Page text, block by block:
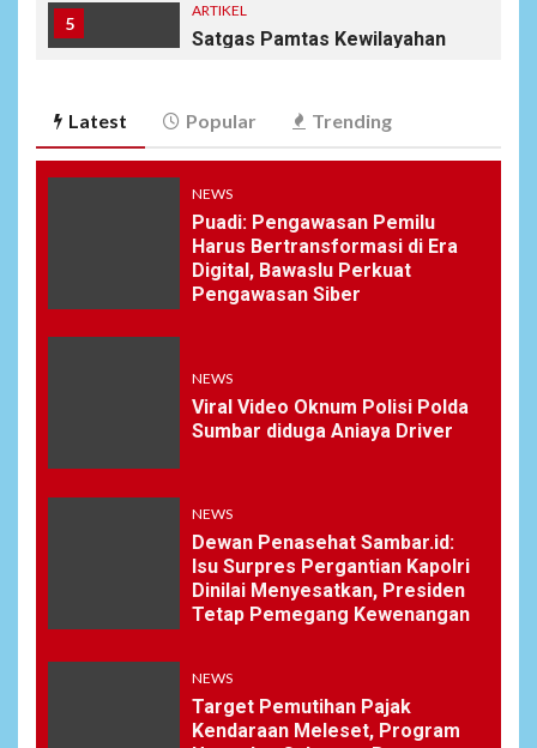
5
ARTIKEL
Satgas Pamtas Kewilayahan
Tenaga Pendidik di Sekolah
SD Negeri Gunung Susu
NEWS
Soal Dugaan Tenaga Ahli
Fiktif, KPK Diminta
Tongkrongi Pemprov
Banten
NEWS
Bantu Atasi Kesulitan Warga
Perbatasan, Pos Kotis
di Desa Pesayah
NEWS
Siaga Karhutla, APAR hingga
Hadapi Musim Kemarau,
Kapolres Kudus: Jangan
Bakar Lahan dengan Alasan
Apa Pun
Latest Popular Trending
NEWS
Puadi: Pengawasan Pemilu
Harus Bertransformasi di Era
Digital, Bawaslu Perkuat
Pengawasan Siber
NEWS
Viral Video Oknum Polisi Polda
Sumbar diduga Aniaya Driver
NEWS
Dewan Penasehat Sambar.id:
Isu Surpres Pergantian Kapolri
Dinilai Menyesatkan, Presiden
Tetap Pemegang Kewenangan
NEWS
Target Pemutihan Pajak
Kendaraan Meleset, Program